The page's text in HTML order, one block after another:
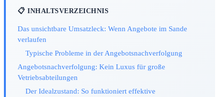
📋 INHALTSVERZEICHNIS
Das unsichtbare Umsatzleck: Wenn Angebote im Sande
verlaufen
Typische Probleme in der Angebotsnachverfolgung
Angebotsnachverfolgung: Kein Luxus für große
Vetriebsabteilungen
Der Idealzustand: So funktioniert effektive